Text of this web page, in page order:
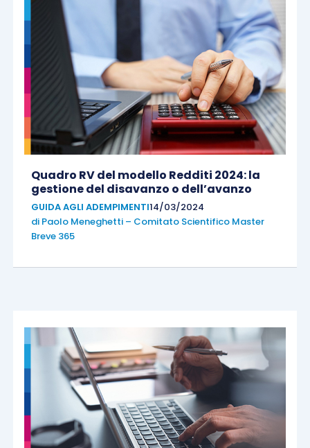
Quadro RV del modello Redditi 2024: la
gestione del disavanzo o dell’avanzo
GUIDA AGLI ADEMPIMENTI14/03/2024
di Paolo Meneghetti – Comitato Scientifico Master
Breve 365